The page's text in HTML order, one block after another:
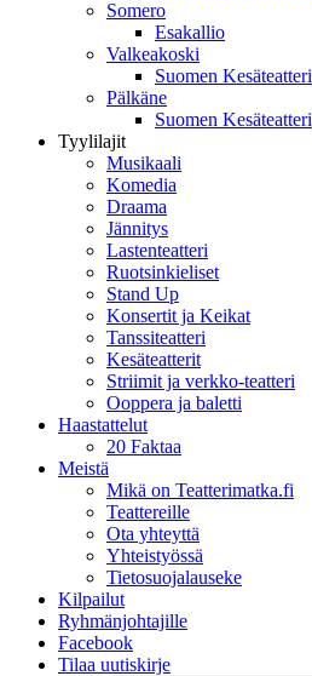
Somero
Esakallio
Valkeakoski
Suomen Kesäteatteri
Pälkäne
Suomen Kesäteatteri
Tyylilajit
Musikaali
Komedia
Draama
Jännitys
Lastenteatteri
Ruotsinkieliset
Stand Up
Konsertit ja Keikat
Tanssiteatteri
Kesäteatterit
Striimit ja verkko-teatteri
Ooppera ja baletti
Haastattelut
20 Faktaa
Meistä
Mikä on Teatterimatka.fi
Teattereille
Ota yhteyttä
Yhteistyössä
Tietosuojalauseke
Kilpailut
Ryhmänjohtajille
Facebook
Tilaa uutiskirje